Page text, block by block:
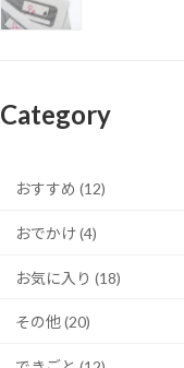
Category
おすすめ (12)
おでかけ (4)
お気に入り (18)
その他 (20)